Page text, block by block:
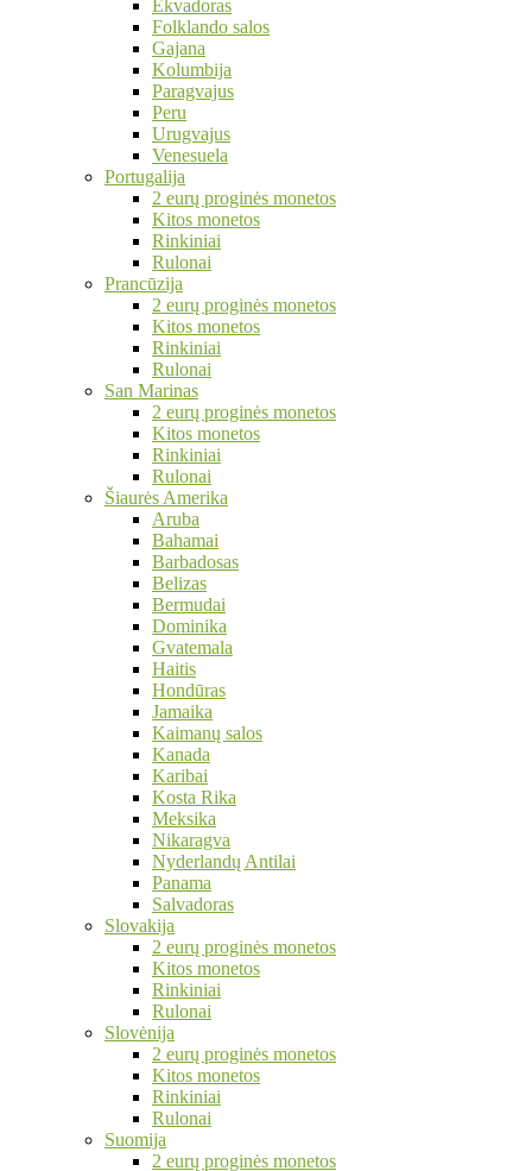
Ekvadoras
Folklando salos
Gajana
Kolumbija
Paragvajus
Peru
Urugvajus
Venesuela
Portugalija
2 eurų proginės monetos
Kitos monetos
Rinkiniai
Rulonai
Prancūzija
2 eurų proginės monetos
Kitos monetos
Rinkiniai
Rulonai
San Marinas
2 eurų proginės monetos
Kitos monetos
Rinkiniai
Rulonai
Šiaurės Amerika
Aruba
Bahamai
Barbadosas
Belizas
Bermudai
Dominika
Gvatemala
Haitis
Hondūras
Jamaika
Kaimanų salos
Kanada
Karibai
Kosta Rika
Meksika
Nikaragva
Nyderlandų Antilai
Panama
Salvadoras
Slovakija
2 eurų proginės monetos
Kitos monetos
Rinkiniai
Rulonai
Slovėnija
2 eurų proginės monetos
Kitos monetos
Rinkiniai
Rulonai
Suomija
2 eurų proginės monetos